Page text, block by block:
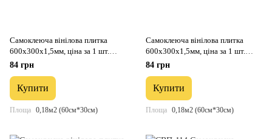
Самоклеюча вінілова плитка
600х300х1,5мм, ціна за 1 шт.
(СВП-117) Глянець SW-00000506
84 грн
Купити
Площа 0,18м2 (60см*30см)
Самоклеюча вінілова плитка
600х300х1,5мм, ціна за 1 шт.
(СВП-112) Глянець SW-00000501
84 грн
Купити
Площа 0,18м2 (60см*30см)